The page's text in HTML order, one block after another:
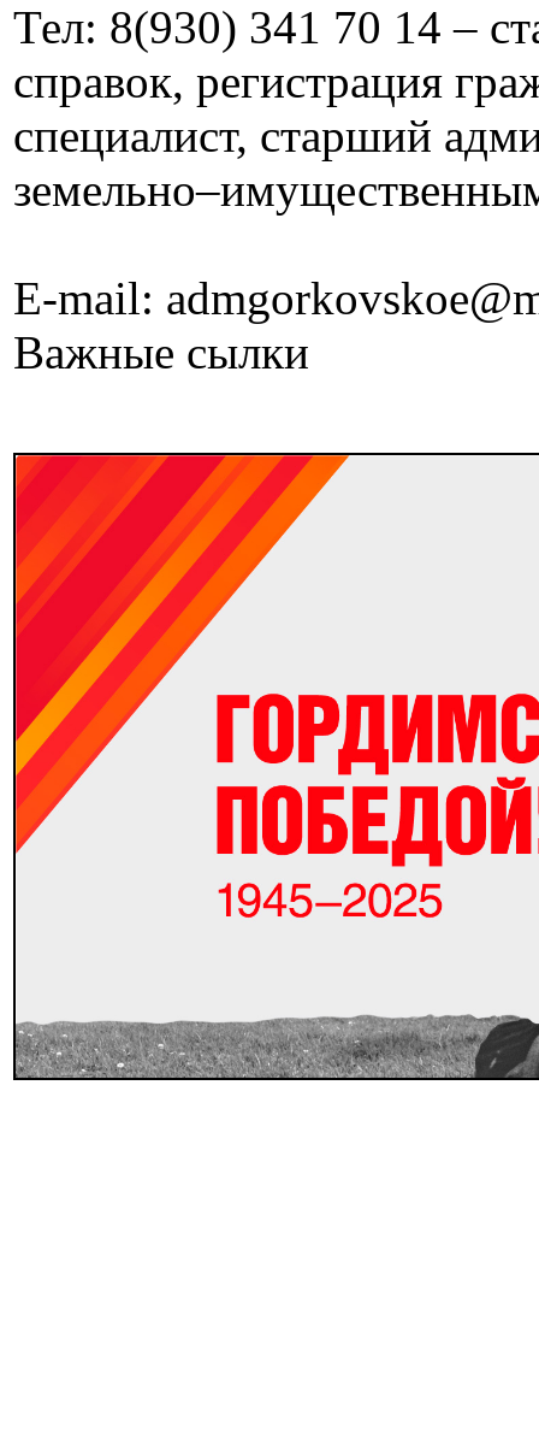
Тел: 8(930) 341 70 14 –
справок, регистрация
специалист, старший
E-mail:
Важные сылки